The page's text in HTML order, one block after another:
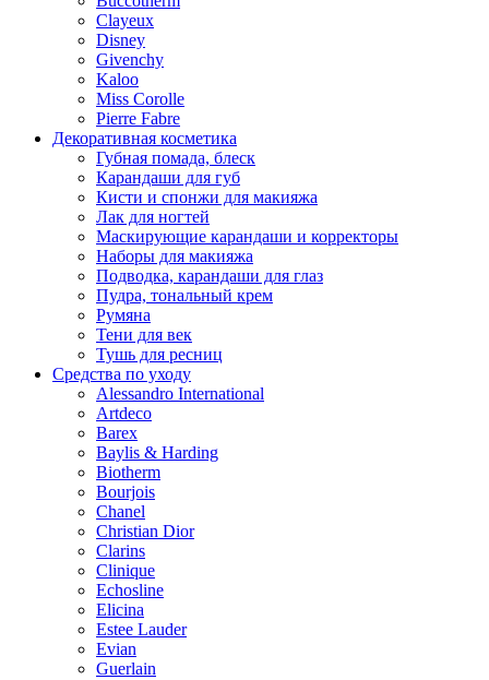
Clayeux
Disney
Givenchy
Kaloo
Miss Corolle
Pierre Fabre
Декоративная косметика
Губная помада, блеск
Карандаши для губ
Кисти и спонжи для макияжа
Лак для ногтей
Маскирующие карандаши и корректоры
Наборы для макияжа
Подводка, карандаши для глаз
Пудра, тональный крем
Румяна
Тени для век
Тушь для ресниц
Средства по уходу
Alessandro International
Artdeco
Barex
Baylis & Harding
Biotherm
Bourjois
Chanel
Christian Dior
Clarins
Clinique
Echosline
Elicina
Estee Lauder
Evian
Guerlain